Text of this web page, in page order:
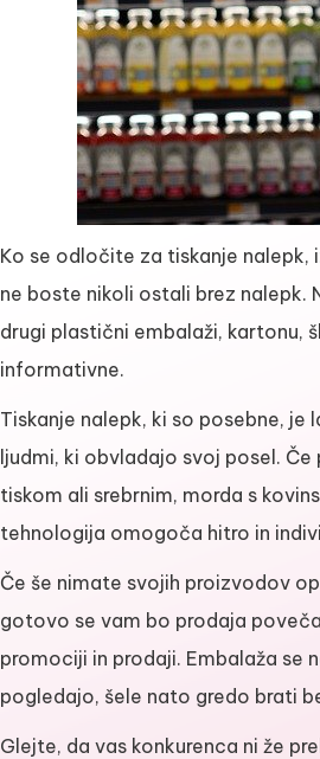
Ko se odločite za tiskanje
ne boste nikoli ostali brez nalepk.
drugi plastični embalaži, kartonu,
informativne.
Tiskanje nalepk, ki so posebne,
ljudmi, ki obvladajo svoj posel.
tiskom ali srebrnim, morda s
tehnologija omogoča hitro in
Če še nimate svojih proizvodov
gotovo se vam bo prodaja
promociji in prodaji. Embalaža se
pogledajo, šele nato gredo brati
Glejte, da vas konkurenca ni že